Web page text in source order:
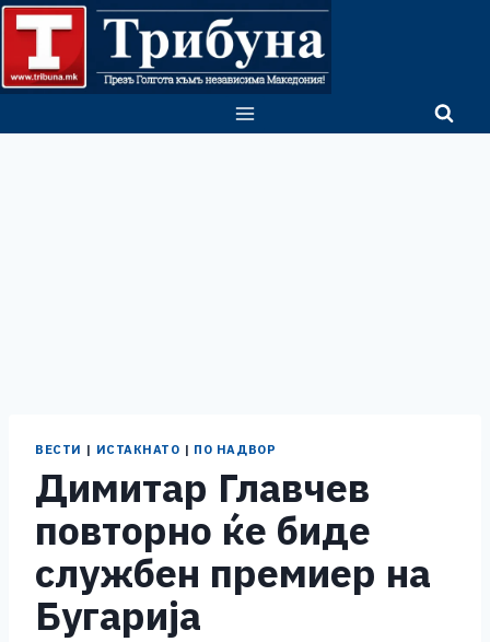
Skip
content
ВЕСТИ | ИСТАКНАТО | ПО НАДВОР
Димитар Главчев
повторно ќе биде
службен премиер на
Бугарија